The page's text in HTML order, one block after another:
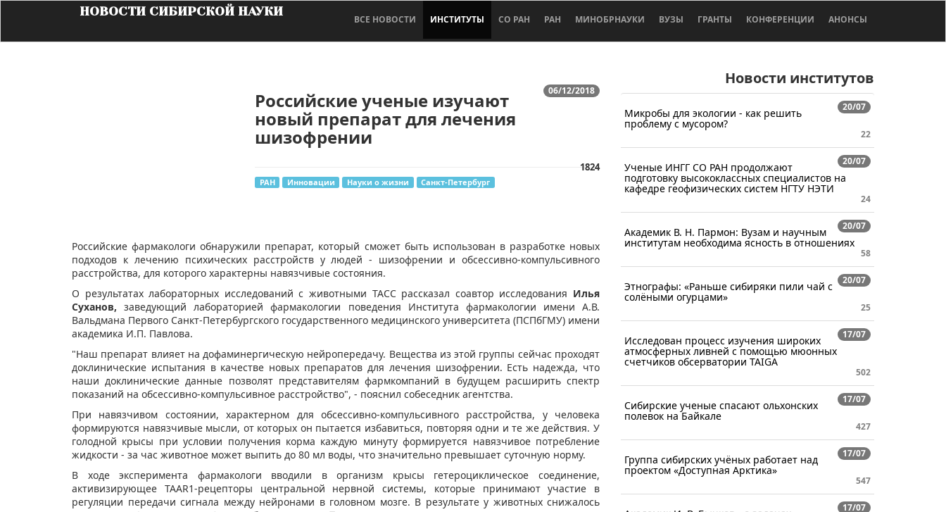
НОВОСТИ СИБИРСКОЙ НАУКИ
ВСЕ НОВОСТИ ИНСТИТУТЫ СО РАН РАН МИНОБРНАУКИ ВУЗЫ ГРАНТЫ КОНФЕРЕНЦИИ АНОНСЫ
06/12/2018
Российские ученые изучают
новый препарат для лечения
шизофрении
1824
РАН Инновации Науки о жизни Санкт-Петербург
​Российские фармакологи обнаружили препарат, который сможет быть использован в разработке новых
подходов к лечению психических расстройств у людей - шизофрении и обсессивно-компульсивного
расстройства, для которого характерны навязчивые состояния.
О результатах лабораторных исследований с животными ТАСС рассказал соавтор исследования Илья
Суханов, заведующий лабораторией фармакологии поведения Института фармакологии имени А.В.
Вальдмана Первого Санкт-Петербургского государственного медицинского университета (ПСПбГМУ) имени
академика И.П. Павлова.
"Наш препарат влияет на дофаминергическую нейропередачу. Вещества из этой группы сейчас проходят
доклинические испытания в качестве новых препаратов для лечения шизофрении. Есть надежда, что
наши доклинические данные позволят представителям фармкомпаний в будущем расширить спектр
показаний на обсессивно-компульсивное расстройство", - пояснил собеседник агентства.
При навязчивом состоянии, характерном для обсессивно-компульсивного расстройства, у человека
формируются навязчивые мысли, от которых он пытается избавиться, повторяя одни и те же действия. У
голодной крысы при условии получения корма каждую минуту формируется навязчивое потребление
жидкости - за час животное может выпить до 80 мл воды, что значительно превышает суточную норму.
В ходе эксперимента фармакологи вводили в организм крысы гетероциклическое соединение,
активизирующее TAAR1-рецепторы центральной нервной системы, которые принимают участие в
регуляции передачи сигнала между нейронами в головном мозге. В результате у животных снижалось
Новости институтов
20/07
Микробы для экологии - как решить
проблему с мусором?
22
20/07
Ученые ИНГГ СО РАН продолжают
подготовку высококлассных специалистов на
кафедре геофизических систем НГТУ НЭТИ
24
20/07
Академик В. Н. Пармон: Вузам и научным
институтам необходима ясность в отношениях
58
20/07
Этнографы: «Раньше сибиряки пили чай с
солёными огурцами»
25
17/07
Исследован процесс изучения широких
атмосферных ливней с помощью мюонных
счетчиков обсерватории TAIGA
502
17/07
Сибирские ученые спасают ольхонских
полевок на Байкале
427
17/07
Группа сибирских учёных работает над
проектом «Доступная Арктика»
547
17/07